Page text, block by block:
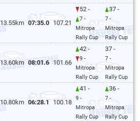
13.55km 07:35.0 107.21
52 -
7 -
Mitropa
Rally Cup
37 -
7 -
Mitropa
Rally Cup
13.60km 08:01.6 101.66
42 -
9 -
Mitropa
Rally Cup
37 -
7 -
Mitropa
Rally Cup
10.80km 06:28.1 100.18
41 -
9 -
Mitropa
Rally Cup
36 -
7 -
Mitropa
Rally Cup